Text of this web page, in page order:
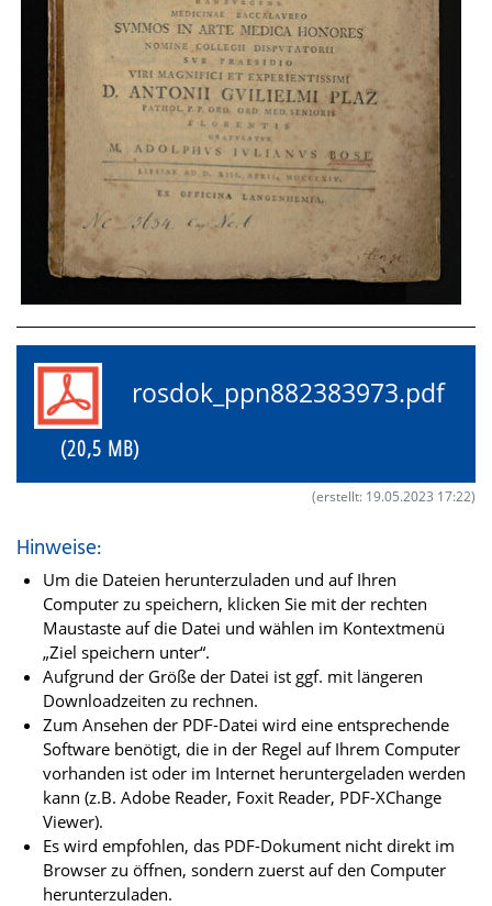
rosdok_ppn882383973.pdf
(20,5 MB)
(erstellt: 19.05.2023 17:22)
Hinweise:
Um die Dateien herunterzuladen und auf Ihren
Computer zu speichern, klicken Sie mit der rechten
Maustaste auf die Datei und wählen im Kontextmenü
„Ziel speichern unter“.
Aufgrund der Größe der Datei ist ggf. mit längeren
Downloadzeiten zu rechnen.
Zum Ansehen der PDF-Datei wird eine entsprechende
Software benötigt, die in der Regel auf Ihrem Computer
vorhanden ist oder im Internet heruntergeladen werden
kann (z.B. Adobe Reader, Foxit Reader, PDF-XChange
Viewer).
Es wird empfohlen, das PDF-Dokument nicht direkt im
Browser zu öffnen, sondern zuerst auf den Computer
herunterzuladen.